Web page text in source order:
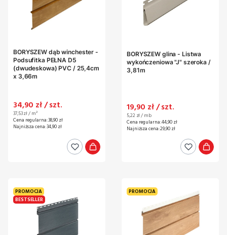
BORYSZEW dąb winchester -
Podsufitka PEŁNA D5
(dwudeskowa) PVC / 25,4cm
x 3,66m
Cena promocyjna
34,90 zł / szt.
Cena jednostkowa
37,53 zł / m²
Cena regularna:38,90 zł
Najniższa cena:34,90 zł
BORYSZEW glina - Listwa
wykończeniowa "J" szeroka /
3,81m
Cena promocyjna
19,90 zł / szt.
Cena jednostkowa
5,22 zł / mb
Cena regularna:44,90 zł
Najniższa cena:29,90 zł
PROMOCJA
BESTSELLER
PROMOCJA